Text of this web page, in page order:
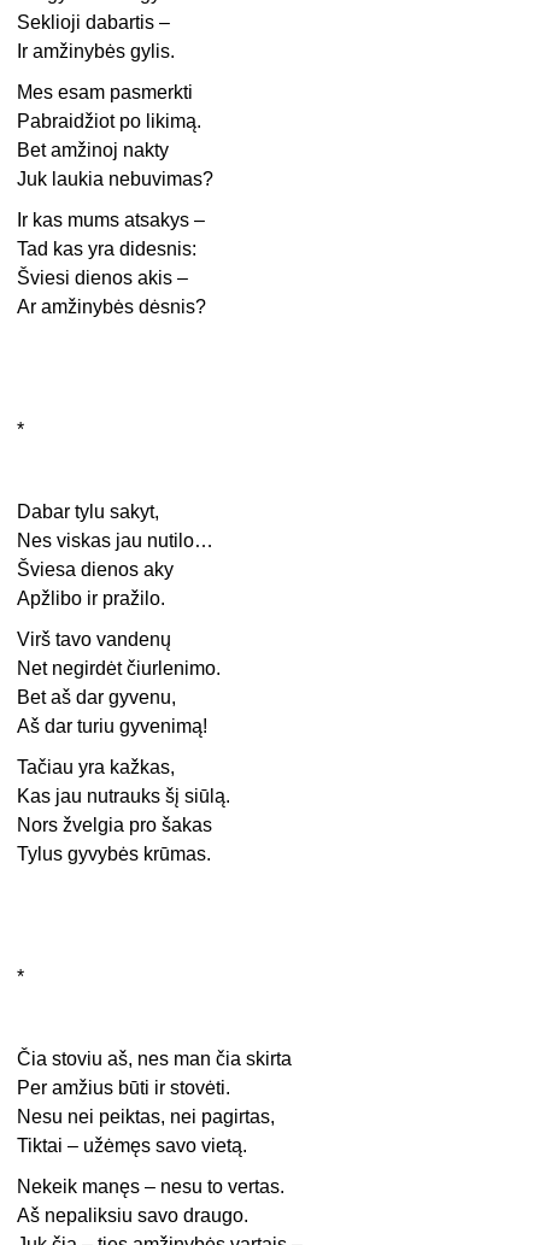
Seklioji dabartis –
Ir amžinybės gylis.
Mes esam pasmerkti
Pabraidžiot po likimą.
Bet amžinoj nakty
Juk laukia nebuvimas?
Ir kas mums atsakys –
Tad kas yra didesnis:
Šviesi dienos akis –
Ar amžinybės dėsnis?
*
Dabar tylu sakyt,
Nes viskas jau nutilo…
Šviesa dienos aky
Apžlibo ir pražilo.
Virš tavo vandenų
Net negirdėt čiurlenimo.
Bet aš dar gyvenu,
Aš dar turiu gyvenimą!
Tačiau yra kažkas,
Kas jau nutrauks šį siūlą.
Nors žvelgia pro šakas
Tylus gyvybės krūmas.
*
Čia stoviu aš, nes man čia skirta
Per amžius būti ir stovėti.
Nesu nei peiktas, nei pagirtas,
Tiktai – užėmęs savo vietą.
Nekeik manęs – nesu to vertas.
Aš nepaliksiu savo draugo.